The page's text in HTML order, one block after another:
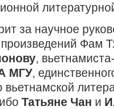
за научное
произведений Фам
,
МГУ,
вьетнамской
Татьяне Чан и